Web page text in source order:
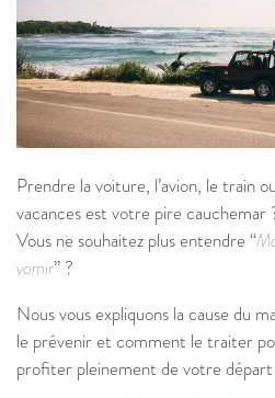
Prendre la voiture, l’avion, le train
vacances est votre pire cauchemar
Vous ne souhaitez plus entendre “
vomir” ?
Nous vous expliquons la cause du
le prévenir et comment le traiter
profiter pleinement de votre départ